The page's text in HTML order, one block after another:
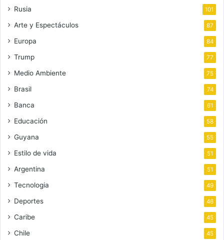
Rusia 101
Arte y Espectáculos 87
Europa 84
Trump 77
Medio Ambiente 75
Brasil 74
Banca 61
Educación 58
Guyana 55
Estilo de vida 51
Argentina 51
Tecnologia 49
Deportes 46
Caribe 45
Chile 45